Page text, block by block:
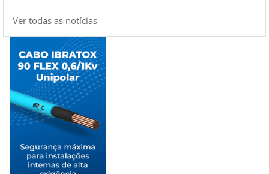
Ver todas as notícias